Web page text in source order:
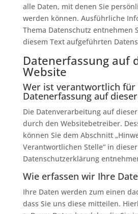
alle Daten, mit denen Sie
werden können. Ausführliche
Thema Datenschutz entnehmen
diesem Text aufgeführten
Datenerfassung auf
Website
Wer ist verantwortlich für
Datenerfassung auf
Die Datenverarbeitung auf
durch den Websitebetreiber.
können Sie dem Abschnitt
Verantwortlichen Stelle“ in dieser
Datenschutzerklärung
Wie erfassen wir Ihre
Ihre Daten werden zum einen
dass Sie uns diese mitteilen.